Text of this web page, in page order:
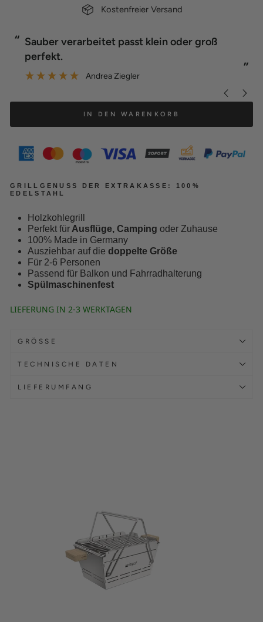
Kostenfreier Versand
“
”
Sauber verarbeitet passt klein oder groß
perfekt.
Andrea Ziegler
IN DEN WARENKORB
GRILLGENUSS DER EXTRAKASSE: 100%
EDELSTAHL
Holzkohlegrill
Perfekt für Ausflüge, Camping oder Zuhause
100% Made in Germany
Ausziehbar auf die doppelte Größe
Für 2-6 Personen
Passend für Balkon und Fahrradhalterung
Spülmaschinenfest
LIEFERUNG IN 2-3 WERKTAGEN
GRÖSSE
TECHNISCHE DATEN
LIEFERUMFANG